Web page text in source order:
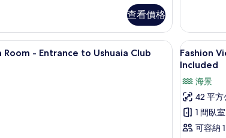
查看價格
有
相
片
Happen
Suite
-
Entrance
Ushuaia
Club
Included
的
詳
高級寢具、迷你吧、客房內保險箱、書桌
Room - Entrance to Ushuaia Club
顯
示
Fashion
Victim
Single
Use
-
8
Fashion
Included
海景
42 平方
1 間臥室
可容納